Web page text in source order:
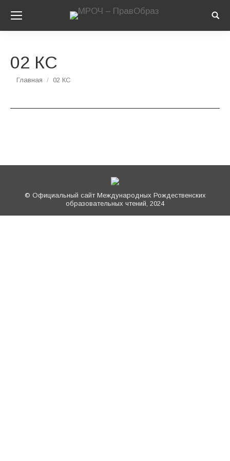
02 КС
Вы здесь:
Главная 02 КС
© Официальный сайт Международных Рождественских
образовательных чтений, 2024